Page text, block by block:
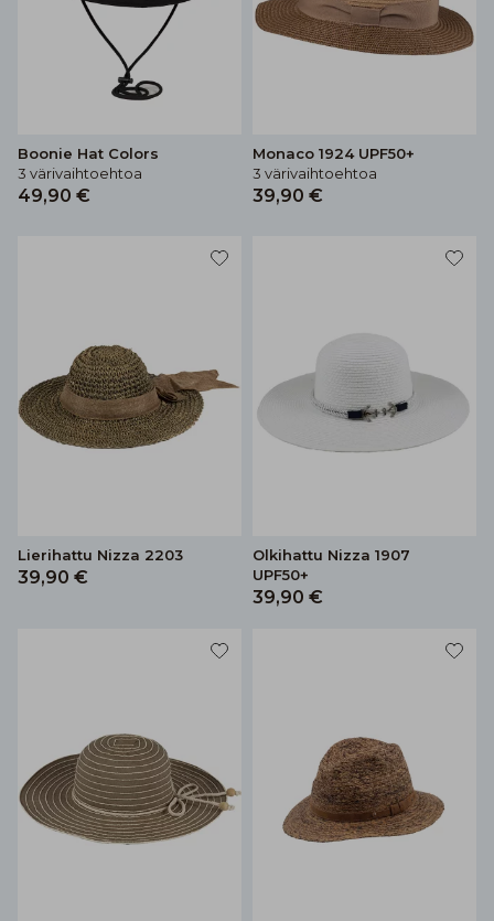
Boonie Hat Colors
3 värivaihtoehtoa
49,90 €
Monaco 1924 UPF50+
3 värivaihtoehtoa
39,90 €
Lierihattu Nizza 2203
39,90 €
Olkihattu Nizza 1907
UPF50+
39,90 €